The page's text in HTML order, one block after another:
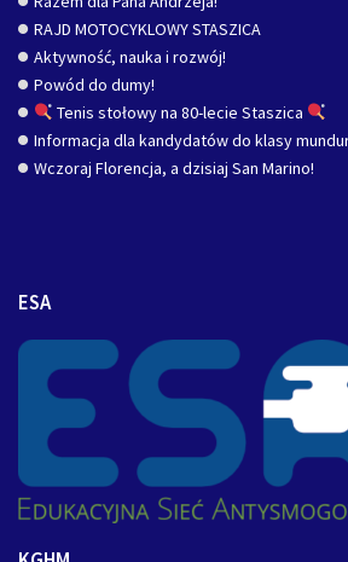
RAJD MOTOCYKLOWY STASZICA
Aktywność, nauka i rozwój!
Powód do dumy!
Tenis stołowy na 80-lecie Staszica
Informacja dla kandydatów do klasy
Wczoraj Florencja, a dzisiaj San Marino!
ESA